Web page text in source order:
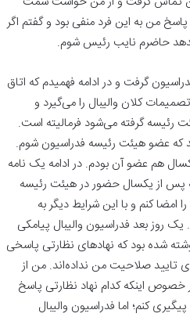
من به این فرد منفی بود و گفتم اگر
حاضرم نایب رئیس شوم.
گرفت و در ادامه فهمیدم که اتاق
کلان والیبال را می‌گیرد و
رئیسه گرفته می‌شود فرمالیته است.
عضو هیئت رئیسه فدراسیون شوم.
هم عضو آن بودم. در ادامه یک نامه
پس از یکسال حضور در هیئت رئیسه
کنم و با این شرایط دیگر به
روز بعد فدراسیون والیبال پیامکی
شده بود که نهادهای نظارتی پاسخی
تایید صلاحیت من نداده‌اند. من از
خصوص اینکه کدام نهاد نظارتی پاسخ
کنم؛ اما فدراسیون والیبال